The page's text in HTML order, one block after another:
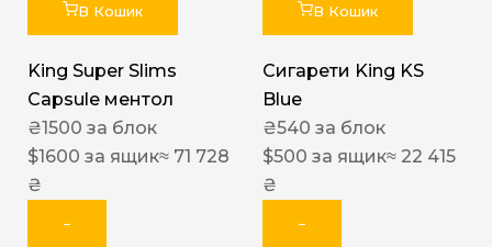
В Кошик
King Super Slims
Capsule ментол
₴1500 за блок
$1600 за ящик≈ 71 728
₴
−
В Кошик
Сигарети King KS
Blue
₴540 за блок
$500 за ящик≈ 22 415
₴
−